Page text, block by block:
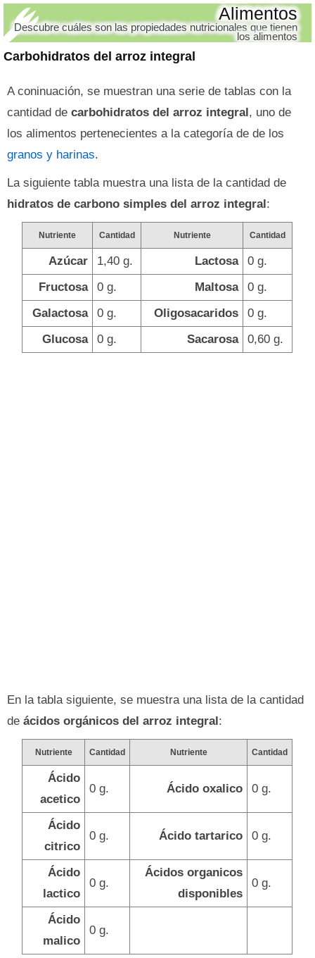
Carbohidratos del arroz integral
Alimentos
Descubre cuáles son las propiedades nutricionales que tienen
los alimentos
A coninuación, se muestran una serie de tablas con la
cantidad de carbohidratos del arroz integral, uno de
los alimentos pertenecientes a la categoría de de los
granos y harinas.
La siguiente tabla muestra una lista de la cantidad de
hidratos de carbono simples del arroz integral:
Nutriente Cantidad Nutriente Cantidad
Azúcar 1,40 g. Lactosa
0 g.
Fructosa
0 g. Maltosa
0 g.
Galactosa
0 g. Oligosacaridos
0 g.
Glucosa
0 g. Sacarosa 0,60 g.
En la tabla siguiente, se muestra una lista de la cantidad
de ácidos orgánicos del arroz integral:
Nutriente Cantidad Nutriente Cantidad
Ácido
acetico
0 g. Ácido oxalico 0 g.
Ácido
citrico
0 g. Ácido tartarico 0 g.
Ácido
lactico
0 g.
Ácidos organicos
disponibles
0 g.
Ácido
malico
0 g.